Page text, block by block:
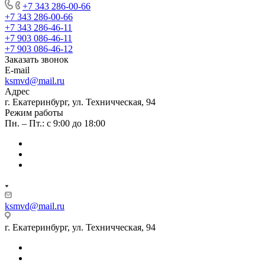
+7 343 286-00-66
+7 343 286-00-66
+7 343 286-46-11
+7 903 086-46-11
+7 903 086-46-12
Заказать звонок
E-mail
ksmvd@mail.ru
Адрес
г. Екатеринбург, ул. Техничческая, 94
Режим работы
Пн. – Пт.: с 9:00 до 18:00
ksmvd@mail.ru
г. Екатеринбург, ул. Техничческая, 94